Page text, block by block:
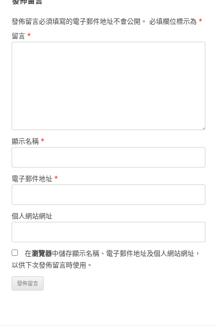
發佈留言必須填寫的電子郵件地址不會公開。 必填欄位標示為 *
留言 *
顯示名稱 *
電子郵件地址 *
個人網站網址
在瀏覽器中儲存顯示名稱、電子郵件地址及個人網站網址，
以供下次發佈留言時使用。